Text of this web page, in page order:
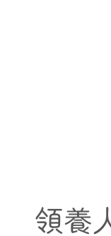
領養